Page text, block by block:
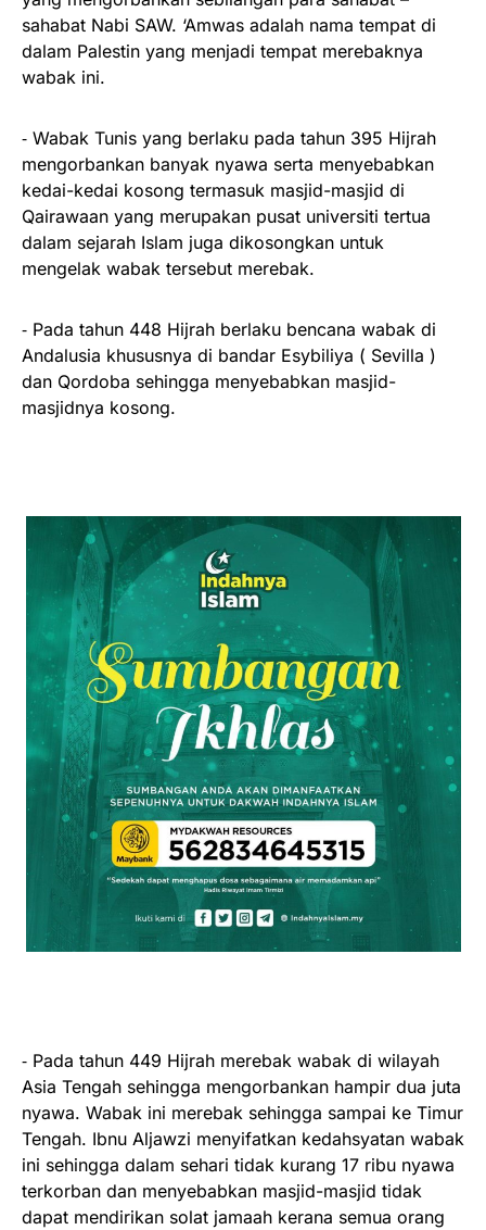
sahabat Nabi SAW. ‘Amwas adalah nama tempat di
dalam Palestin yang menjadi tempat merebaknya
wabak ini.
⁃ Wabak Tunis yang berlaku pada tahun 395 Hijrah
mengorbankan banyak nyawa serta menyebabkan
kedai-kedai kosong termasuk masjid-masjid di
Qairawaan yang merupakan pusat universiti tertua
dalam sejarah Islam juga dikosongkan untuk
mengelak wabak tersebut merebak.
⁃ Pada tahun 448 Hijrah berlaku bencana wabak di
Andalusia khususnya di bandar Esybiliya ( Sevilla )
dan Qordoba sehingga menyebabkan masjid-
masjidnya kosong.
⁃ Pada tahun 449 Hijrah merebak wabak di wilayah
Asia Tengah sehingga mengorbankan hampir dua juta
nyawa. Wabak ini merebak sehingga sampai ke Timur
Tengah. Ibnu Aljawzi menyifatkan kedahsyatan wabak
ini sehingga dalam sehari tidak kurang 17 ribu nyawa
terkorban dan menyebabkan masjid-masjid tidak
dapat mendirikan solat jamaah kerana semua orang